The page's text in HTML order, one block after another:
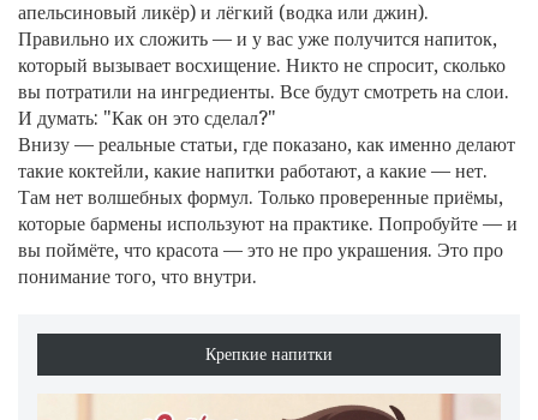
апельсиновый ликёр) и лёгкий (водка или джин).
Правильно их сложить — и у вас уже получится напиток,
который вызывает восхищение. Никто не спросит, сколько
вы потратили на ингредиенты. Все будут смотреть на слои.
И думать: "Как он это сделал?"
Внизу — реальные статьи, где показано, как именно делают
такие коктейли, какие напитки работают, а какие — нет.
Там нет волшебных формул. Только проверенные приёмы,
которые бармены используют на практике. Попробуйте — и
вы поймёте, что красота — это не про украшения. Это про
понимание того, что внутри.
Крепкие напитки